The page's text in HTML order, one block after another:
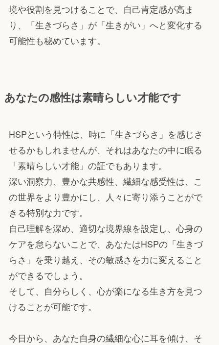
境や役割を見つけることで、自己肯定感が高ま
り、「生きづらさ」が「生きがい」へと変化する
可能性も秘めています。
あなたの感性は素晴らしい才能です
HSPという特性は、時に「生きづらさ」を感じさ
せるかもしれませんが、それはあなたの中に眠る
「素晴らしい才能」の証でもあります。
深い洞察力、豊かな共感性、繊細な感受性は、こ
の世界をより豊かにし、人々に寄り添うことがで
きる特別な力です。
自己理解を深め、適切な境界線を設定し、心身の
ケアを怠らないことで、あなたはHSPの「生きづ
らさ」を乗り越え、その敏感さを力に変えること
ができるでしょう。
そして、自分らしく、心が楽になる生き方を見つ
けることが可能です。
今日から、あなた自身の繊細な心に耳を傾け、そ